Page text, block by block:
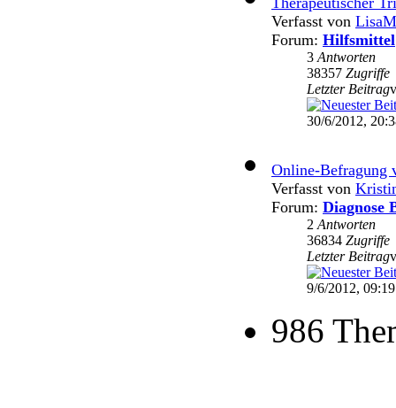
Verfasst von
Forum: Hilfsmittel
3 Antworten
38357 Zugriffe
Letzter Beitrag
30/6/2012,
Online-Befragung
Verfasst von
Forum: Diagnose
2 Antworten
36834 Zugriffe
Letzter Beitrag
9/6/2012, 09:19
986